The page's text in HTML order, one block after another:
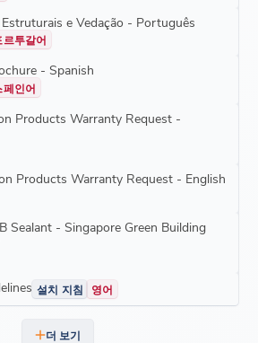
e Vedação - Português
르투갈어
- Spanish
페인어
Products Warranty Request -
Products Warranty Request - English
Sealant - Singapore Green Building
설치 지침 영어
더 보기